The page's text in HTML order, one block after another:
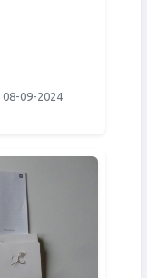
09-2024